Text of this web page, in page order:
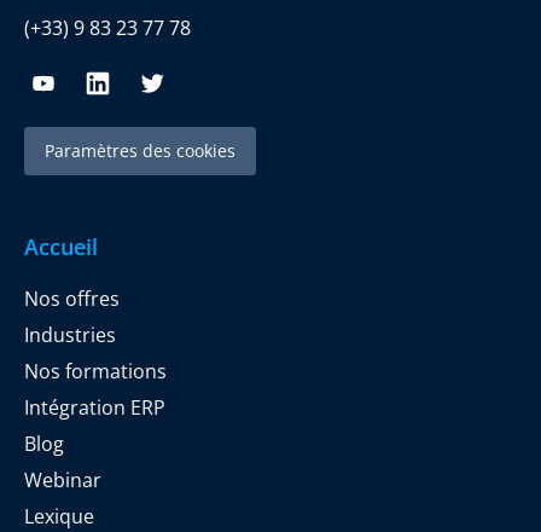
(+33) 9 83 23 77 78
Paramètres des cookies
Accueil
Nos offres
Industries
Nos formations
Intégration ERP
Blog
Webinar
Lexique